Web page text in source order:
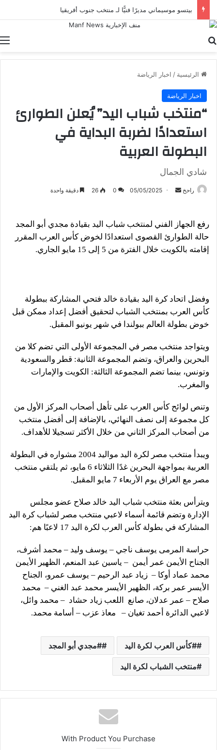
بيتسو موسيماني مديرًا فنيًّا لـ منتخب جنوب أفريقيا
الرئيسية / اخبار الرياضة
اخبار الرياضة
“منتخب شباب اليد” يُعلن الطوارئ
استعدادًا لضربة البداية في
البطولة العربية
شادي الجمال
راحخ
أرسل 05/05/2025
0
26 دقيقة واحدة
رفع الجهاز الفني لمنتخب شباب اليد بقيادة مجدي أبو المجد
حالة الطوارئ القصوى استعدادًا لخوض كأس العرب المقرر
إقامته بالكويت خلال الفترة من 5 إلى 15 مايو الجاري.
وفضل اتحاد كرة اليد بقيادة خالد فتحي المشاركة ببطولة
كأس العرب بمنتخب الشباب لتحقيق أفضل إعداد ممكن قبل
خوض بطولة العالم ببولندا في شهر يونيو المقبل.
ويتواجد منتخب مصر في المجموعة الأولى التي تضم كلا من
البحرين والعراق، وتضم المجموعة الثانية: قطر والسعودية
وتونس، بينما تضم المجموعة الثالثة: الكويت والإمارات
والمغرب.
وتنص لوائح كأس العرب على تأهل أصحاب المركز الأول من
كل مجموعة إلى نصف النهائي، بالإضافة إلى أفضل منتخب
من أصحاب المركز الثاني من خلال الأكثر تسجيلا للأهداف.
ويبدأ منتخب مصر لكرة اليد مواليد 2004 مشواره في البطولة
العربية بمواجهة البحرين غدًا الثلاثاء 6 مايو، ثم يلتقي منتخب
مصر مع العراق يوم الأربعاء 7 مايو المقبل.
ويترأس بعثة منتخب شباب اليد خالد صلاح عضو مجلس
الإدارة وتضم قائمة أسماء لاعبي منتخب مصر لشباب كرة اليد
المشاركة في بطولة كأس العرب لكرة اليد 17 لاعبًا هم:
حراسة المرمى يوسف ناجي – يوسف وليد – محمد أشرف،
الجناح الأيمن عمر أيمن – ياسين عبد المنعم، الظهير الأيمن
محمد عماد أوكا – زياد عبد الرحيم – يوسف عمرو، الجناح
الأيسر عمر بركة، الظهير الأيسر محمد عبد الغني – محمد
صلاح – عمر عدلان، صانع اللعب زياد حشاد – محمد وائل،
لاعبي الدائرة أحمد تغيان – معاذ عزب – أسامة محمد.
#كأس العرب لكرة اليد #مجدي أبو المجد
منتخب الشباب لكرة اليد
With Product You Purchase